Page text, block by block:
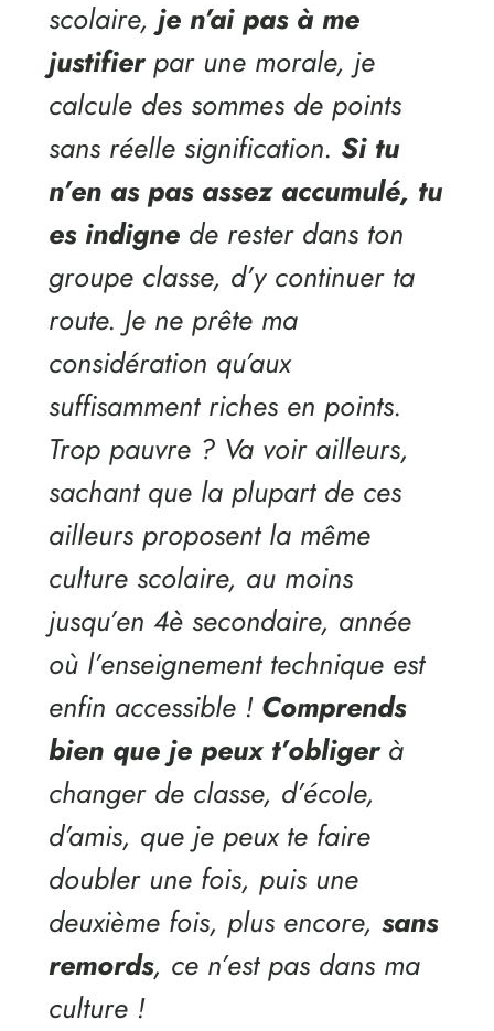
scolaire, je n’ai pas à me
justifierpar une morale, je
calcule des sommes de points
sans réelle signification. Si tu
n’en as pas assez accumulé, tu
es indignede rester dans ton
groupe classe, d’y continuer ta
route. Je ne prête ma
considération qu’aux
suffisamment riches en points.
Trop pauvre ? Va voir ailleurs,
sachant que la plupart de ces
ailleurs proposent la même
culture scolaire, au moins
jusqu’en 4è secondaire, année
où l’enseignement technique est
enfin accessible ! Comprends
bien que je peux t’obligerà
changer de classe, d’école,
d’amis, que je peux te faire
doubler une fois, puis une
deuxième fois, plus encore, sans
remords, ce n’est pas dans ma
culture !